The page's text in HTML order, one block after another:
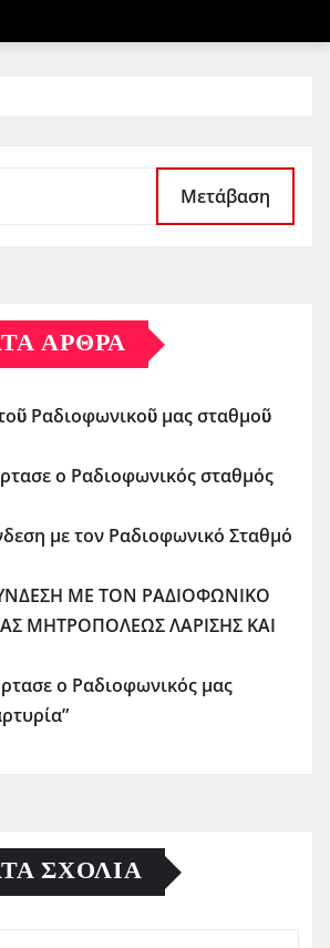
Μετάβαση
ΆΡΘΡΑ
Ραδιοφωνικοῦ μας σταθμοῦ
ο Ραδιοφωνικός σταθμός
με τον Ραδιοφωνικό Σταθμό
ΜΕ ΤΟΝ ΡΑΔΙΟΦΩΝΙΚΟ
ΜΗΤΡΟΠΟΛΕΩΣ ΛΑΡΙΣΗΣ ΚΑΙ
ο Ραδιοφωνικός μας
ΣΧΌΛΙΑ